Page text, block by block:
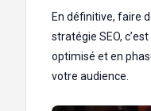
En définitive, faire
stratégie SEO,
optimisé et en
votre audience.